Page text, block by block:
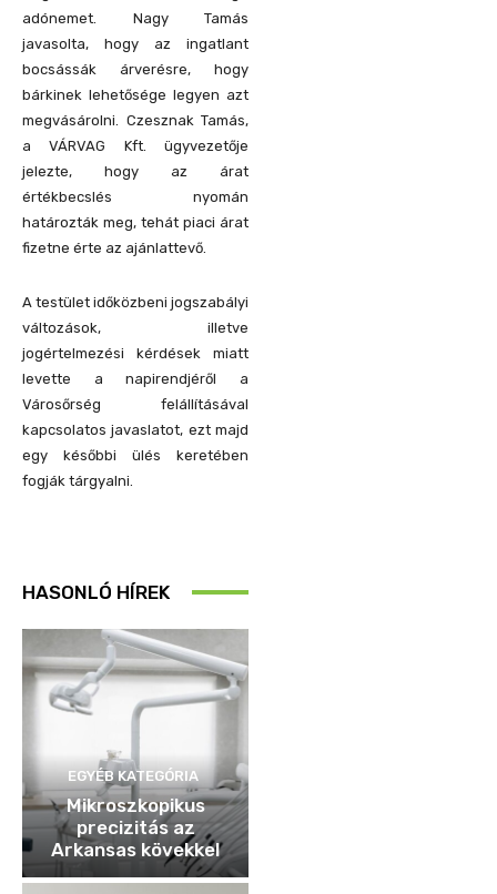
adónemet. Nagy Tamás
javasolta, hogy az ingatlant
bocsássák árverésre, hogy
bárkinek lehetősége legyen azt
megvásárolni. Czesznak Tamás,
a VÁRVAG Kft. ügyvezetője
jelezte, hogy az árat
értékbecslés nyomán
határozták meg, tehát piaci árat
fizetne érte az ajánlattevő.
A testület időközbeni jogszabályi
változások, illetve
jogértelmezési kérdések miatt
levette a napirendjéről a
Városőrség felállításával
kapcsolatos javaslatot, ezt majd
egy későbbi ülés keretében
fogják tárgyalni.
HASONLÓ HÍREK
EGYÉB KATEGÓRIA
Mikroszkopikus
precizitás az
Arkansas kövekkel